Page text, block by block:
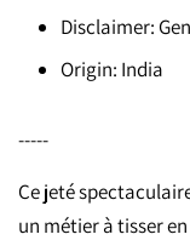
Disclaimer:
Origin: India
-----
Ce jeté
un métier à tisser